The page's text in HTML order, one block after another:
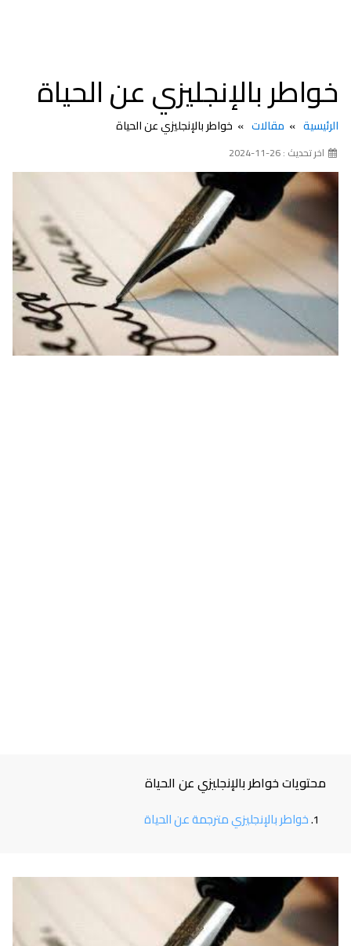
خواطر بالإنجليزي عن الحياة
الرئيسية مقالات خواطر بالإنجليزي عن الحياة
اخر تحديث : 26-11-2024
محتويات خواطر بالإنجليزي عن الحياة
خواطر بالإنجليزي مترجمة عن الحياة